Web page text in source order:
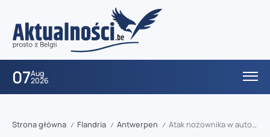
07Aug
2026
Strona główna / Flandria / Antwerpen / Atak nożownika w autobusie De Lijn: podejrzany to prawdopodobnie gruziński uchodźca